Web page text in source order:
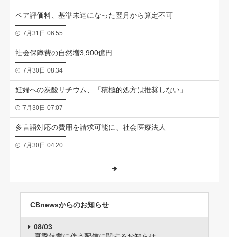
ベア評価料、基準未達になった翌月から算定不可
7月31日 06:55
社会保障費の自然増3,900億円
7月30日 08:34
妊婦への炭酸リチウム、「積極的処方は推奨しない」
7月30日 07:07
多言語対応の費用を請求可能に、社会医療法人
7月30日 04:20
CBnewsからのお知らせ
08/03